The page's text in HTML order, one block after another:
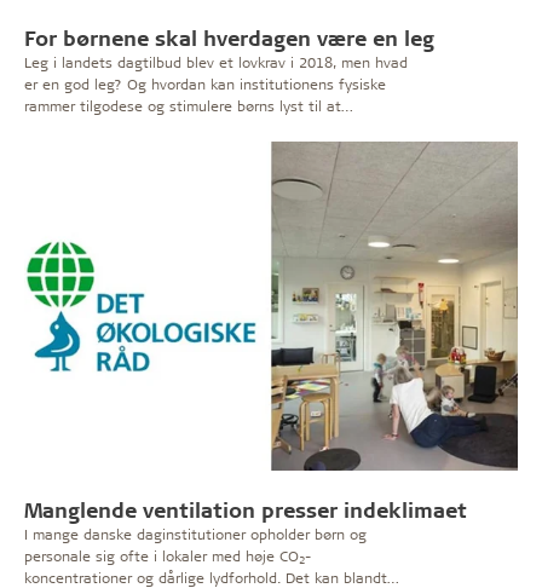
For børnene skal hverdagen være en leg
Leg i landets dagtilbud blev et lovkrav i 2018, men hvad
er en god leg? Og hvordan kan institutionens fysiske
rammer tilgodese og stimulere børns lyst til at
for skoler & institutioner i DGI, og Jannie Moon Lindskov,
direktør hos Dansk Center for Undervisningsmiljø.
Manglende ventilation presser indeklimaet
I mange danske daginstitutioner opholder børn og
personale sig ofte i lokaler med høje CO2-
koncentrationer og dårlige lydforhold. Det kan blandt